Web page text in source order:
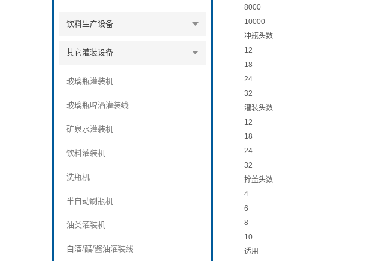
饮料生产设备
其它灌装设备
玻璃瓶灌装机
玻璃瓶啤酒灌装线
矿泉水灌装机
饮料灌装机
洗瓶机
半自动刷瓶机
油类灌装机
白酒/醋/酱油灌装线
8000
10000
冲瓶头数
12
18
24
32
灌装头数
12
18
24
32
拧盖头数
4
6
8
10
适用